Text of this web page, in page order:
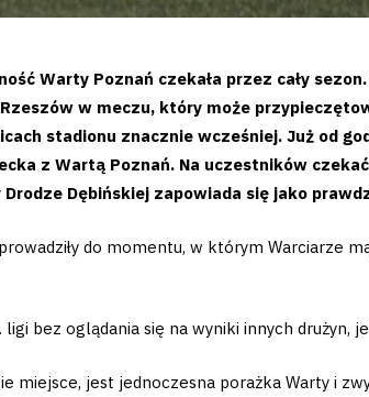
Warty Poznań czekała przez cały
w meczu, który może
stadionu znacznie wcześniej. Już od
z Wartą Poznań. Na uczestników
Dębińskiej zapowiada się jako
do momentu, w którym Warciarze
bez oglądania się na wyniki innych drużyn,
miejsce, jest jednoczesna porażka Warty i